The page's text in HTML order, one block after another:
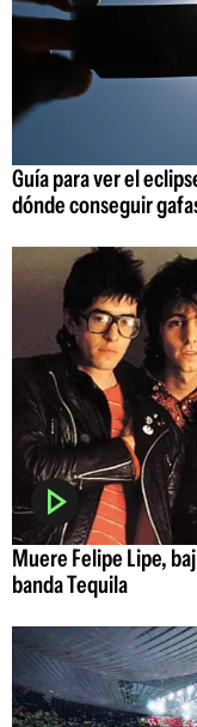
Guía para ver el
dónde conseguir
Muere Felipe Lipe,
banda Tequila